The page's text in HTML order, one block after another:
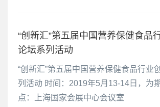
“创新汇”第五届中国营养保健食品
论坛系列活动
“创新汇”第五届中国营养保健食品行业
列活动 时间：2019年5月13-14日，为
点：上海国家会展中心会议室